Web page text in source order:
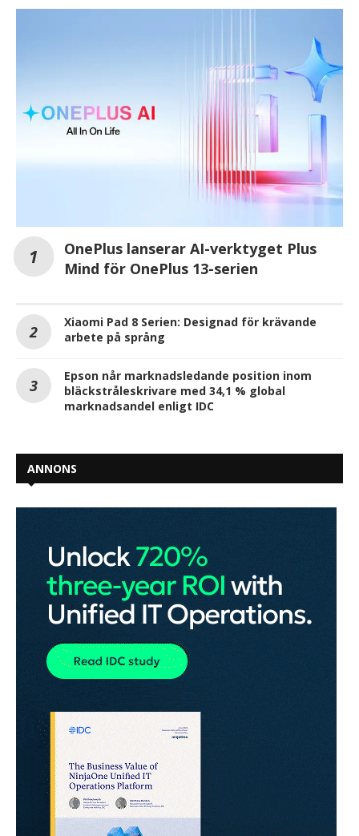
OnePlus lanserar AI-verktyget Plus
Mind för OnePlus 13-serien
Xiaomi Pad 8 Serien: Designad för krävande
arbete på språng
Epson når marknadsledande position inom
bläckstråleskrivare med 34,1 % global
marknadsandel enligt IDC
ANNONS